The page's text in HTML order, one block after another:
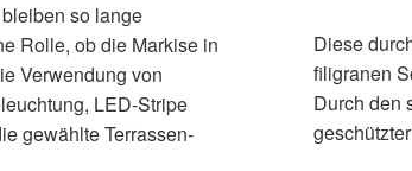
so lange
Rolle, ob die Markise in
Verwendung von
LED-Stripe
gewählte Terrassen-
Diese
filigranen
Durch den